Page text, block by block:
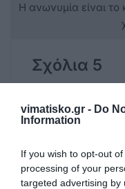
vimatisko.gr - Do
Information
If you wish to opt-out
processing of your
targeted advertising by
Η ανωνυμία είναι το
Σχόλια 5
Ααα
05/11 - 06:59
Τιποτα
Άρτον και